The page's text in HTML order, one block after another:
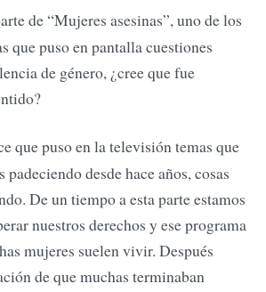
de “Mujeres asesinas”, uno de los
que puso en pantalla cuestiones
de género, ¿cree que fue
que puso en la televisión temas que
desde hace años, cosas
De un tiempo a esta parte estamos
nuestros derechos y ese programa
mujeres suelen vivir. Después
de que muchas terminaban